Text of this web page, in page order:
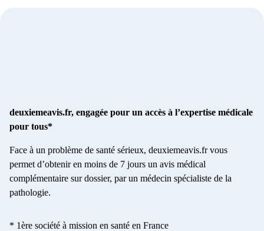
deuxiemeavis.fr, engagée pour un accès à l’expertise médicale
pour tous*
Face à un problème de santé sérieux, deuxiemeavis.fr vous
permet d’obtenir en moins de 7 jours un avis médical
complémentaire sur dossier, par un médecin spécialiste de la
pathologie.
* 1ère société à mission en santé en France